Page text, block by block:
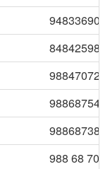
948336908
848425981
988470728
988687543
988687385
988 68 70